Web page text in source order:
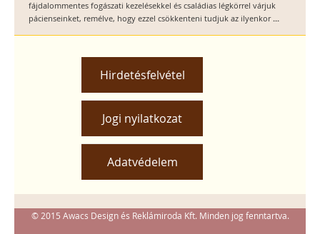
fájdalommentes fogászati kezelésekkel és családias légkörrel várjuk
pácienseinket, remélve, hogy ezzel csökkenteni tudjuk az ilyenkor...
Hirdetésfelvétel
Jogi nyilatkozat
Adatvédelem
© 2015 Awacs Design és Reklámiroda Kft. Minden jog fenntartva.